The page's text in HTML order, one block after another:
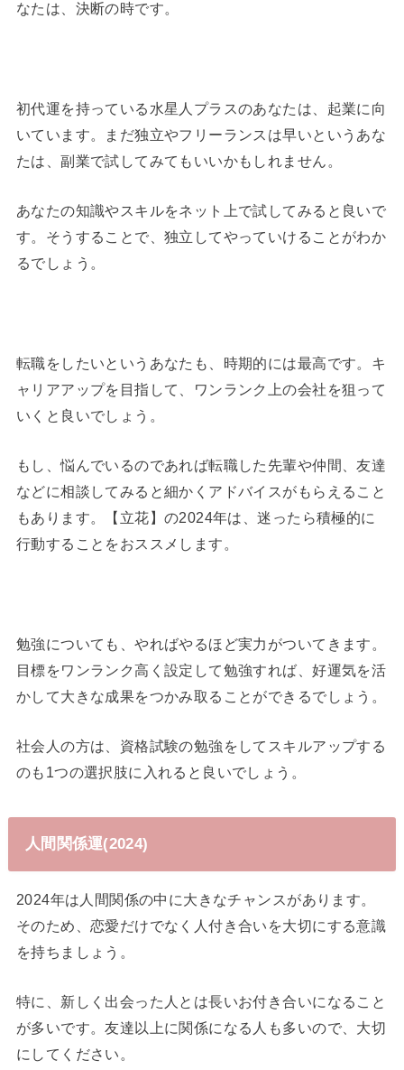
なたは、決断の時です。
初代運を持っている水星人プラスのあなたは、起業に向
いています。まだ独立やフリーランスは早いというあな
たは、副業で試してみてもいいかもしれません。
あなたの知識やスキルをネット上で試してみると良いで
す。そうすることで、独立してやっていけることがわか
るでしょう。
転職をしたいというあなたも、時期的には最高です。キ
ャリアアップを目指して、ワンランク上の会社を狙って
いくと良いでしょう。
もし、悩んでいるのであれば転職した先輩や仲間、友達
などに相談してみると細かくアドバイスがもらえること
もあります。【立花】の2024年は、迷ったら積極的に
行動することをおススメします。
勉強についても、やればやるほど実力がついてきます。
目標をワンランク高く設定して勉強すれば、好運気を活
かして大きな成果をつかみ取ることができるでしょう。
社会人の方は、資格試験の勉強をしてスキルアップする
のも1つの選択肢に入れると良いでしょう。
人間関係運(2024)
2024年は人間関係の中に大きなチャンスがあります。
そのため、恋愛だけでなく人付き合いを大切にする意識
を持ちましょう。
特に、新しく出会った人とは長いお付き合いになること
が多いです。友達以上に関係になる人も多いので、大切
にしてください。